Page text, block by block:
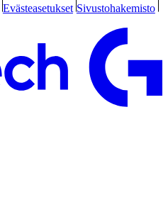
Evästeasetukset Sivustohakemisto